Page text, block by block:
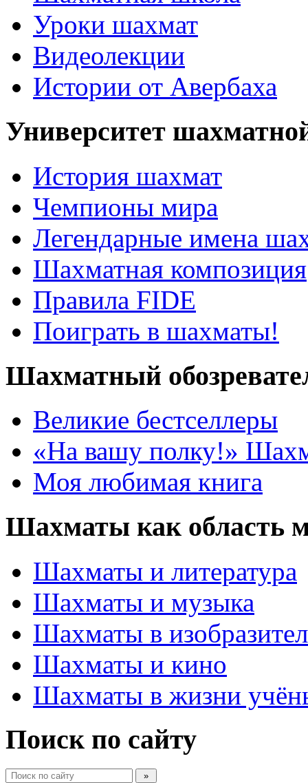
Уроки шахмат
Видеолекции
Истории от Авербаха
Университет
История шахмат
Чемпионы мира
Легендарные имена
Шахматная композиция
Правила FIDE
Поиграть в шахматы!
Шахматный
Великие бестселлеры
«На вашу полку!»
Моя любимая книга
Шахматы как область
Шахматы и литература
Шахматы и музыка
Шахматы в
Шахматы и кино
Шахматы в жизни
Поиск по сайту